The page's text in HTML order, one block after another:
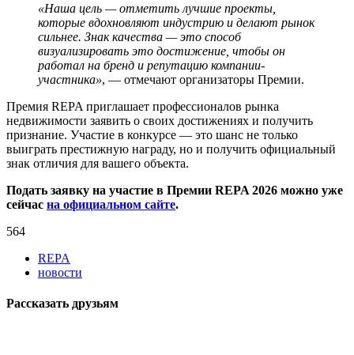
«Наша цель — отметить лучшие проекты,
которые вдохновляют индустрию и делают рынок
сильнее. Знак качества — это способ
визуализировать это достижение, чтобы он
работал на бренд и репутацию компании-
участника», — отмечают организаторы Премии.
Премия REPA приглашает профессионалов рынка
недвижимости заявить о своих достижениях и получить
признание. Участие в конкурсе — это шанс не только
выиграть престижную награду, но и получить официальный
знак отличия для вашего объекта.
Подать заявку на участие в Премии REPA 2026 можно уже
сейчас на официальном сайте.
564
REPA
новости
Рассказать друзьям